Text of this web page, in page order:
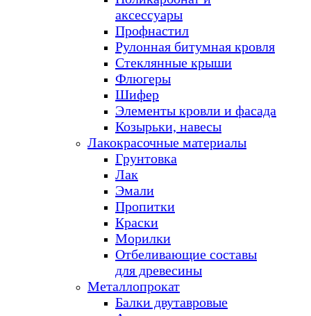
аксессуары
Профнастил
Рулонная битумная кровля
Стеклянные крыши
Флюгеры
Шифер
Элементы кровли и фасада
Козырьки, навесы
Лакокрасочные материалы
Грунтовка
Лак
Эмали
Пропитки
Краски
Морилки
Отбеливающие составы
для древесины
Металлопрокат
Балки двутавровые